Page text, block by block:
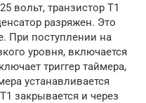
вольт, транзистор Т1
разряжен. Это
При поступлении на
уровня, включается
триггер таймера,
устанавливается
закрывается и через